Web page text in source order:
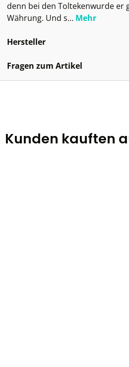
denn bei den Toltekenwurde er
Währung. Und s… Mehr
Hersteller
Fragen zum Artikel
Kunden kauften